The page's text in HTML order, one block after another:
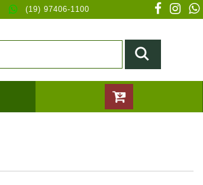
(19) 97406-1100